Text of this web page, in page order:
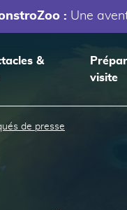
: Une
&
visite
de presse